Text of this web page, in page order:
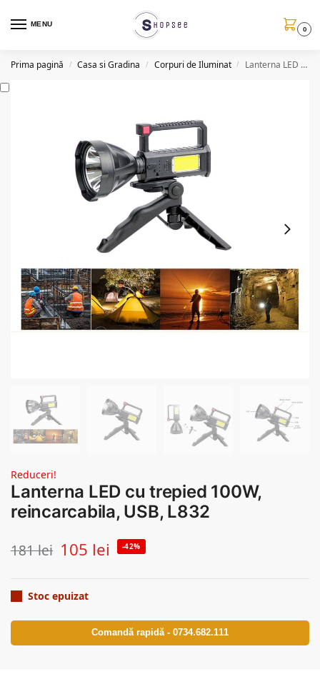
MENU
0
Prima pagină / Casa si Gradina / Corpuri de Iluminat / Lanterna LED cu trepied 100W, reincarcabila, USB, L832
Reduceri!
Lanterna LED cu trepied 100W,
reincarcabila, USB, L832
181lei 105 lei -42%
Stoc epuizat
Comandă rapidă - 0734.682.111